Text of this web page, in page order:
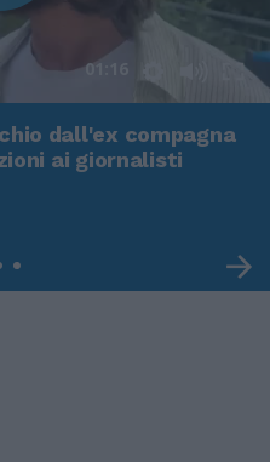
01:16
dall'ex compagna
ai giornalisti